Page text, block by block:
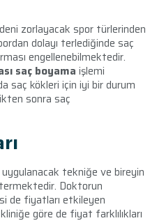
zorlayacak spor türlerinden
dolayı terlediğinde saç
engellenebilmektedir.
saç boyama işlemi
saç kökleri için iyi bir durum
sonra saç
tekniğe ve bireyin
Doktorun
de fiyatları etkileyen
göre de fiyat farklılıkları